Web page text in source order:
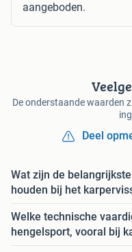
aangeboden.
De onderstaande waarden
Deel
Wat zijn de
houden bij het
Welke technische
hengelsport, vooral bij